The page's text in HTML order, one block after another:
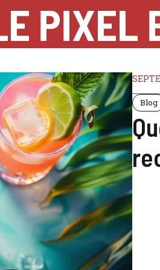
PIXEL
Blog